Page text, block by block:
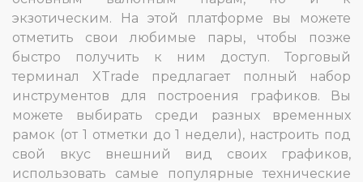
экзотическим. На этой платформе вы можете
отметить свои любимые пары, чтобы позже
быстро получить к ним доступ. Торговый
терминал XTrade предлагает полный набор
инструментов для построения графиков. Вы
можете выбирать среди разных временных
рамок (от 1 отметки до 1 недели), настроить под
свой вкус внешний вид своих графиков,
использовать самые популярные технические